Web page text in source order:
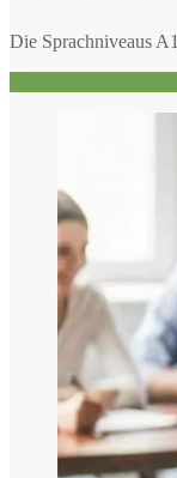
Die Sprachniveaus